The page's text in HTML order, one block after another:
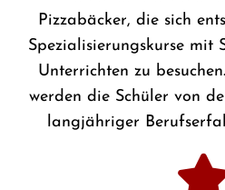
Pizzabäcker, die sich
Spezialisierungskurse mit
Unterrichten zu
werden die Schüler von
langjähriger